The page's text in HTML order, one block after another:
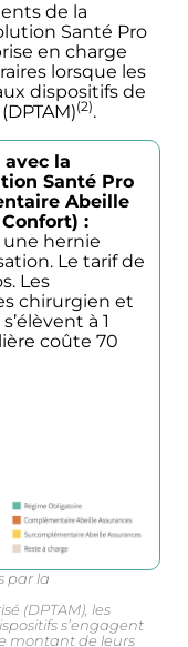
de la
Santé Pro
en charge
lorsque les
dispositifs de
(2).
la
Santé Pro
Abeille
:
hernie
Le tarif de
Les
chirurgien et
s’élèvent à 1
coûte 70
par la
(DPTAM), les
s’engagent
montant de leurs